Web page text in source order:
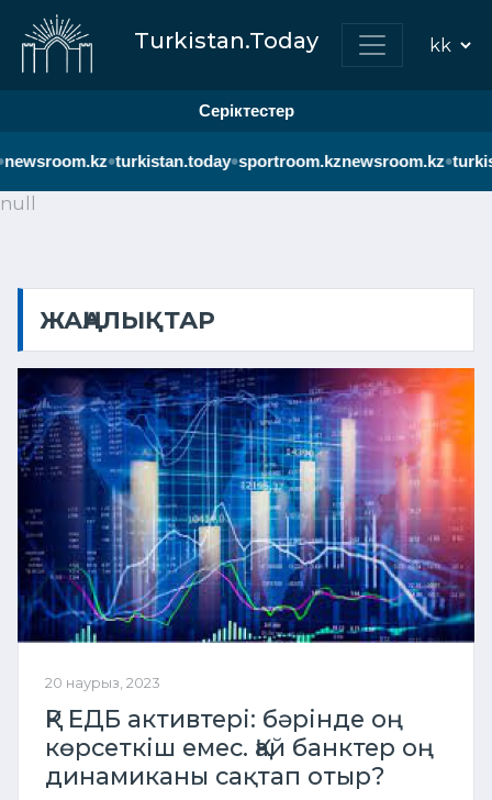
Turkistan.Today
Серіктестер
•turkistan.today•sportroom.kznewsroom.kz•
null
ЖАҢАЛЫҚТАР
20 наурыз, 2023
ҚР ЕДБ активтері: бәрінде оң
көрсеткіш емес. Қай банктер оң
динамиканы сақтап отыр?